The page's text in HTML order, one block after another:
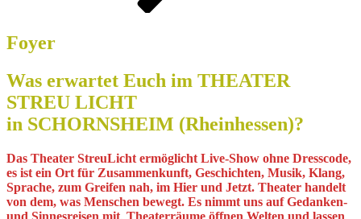
Foyer
Was erwartet Euch im THEATER
STREU LICHT
in SCHORNSHEIM (Rheinhessen)?
Das Theater StreuLicht ermöglicht Live-Show ohne Dresscode,
es ist ein Ort für Zusammenkunft, Geschichten, Musik, Klang,
Sprache, zum Greifen nah, im Hier und Jetzt. Theater handelt
von dem, was Menschen bewegt. Es nimmt uns auf Gedanken-
und Sinnesreisen mit. Theaterräume öffnen Welten und lassen